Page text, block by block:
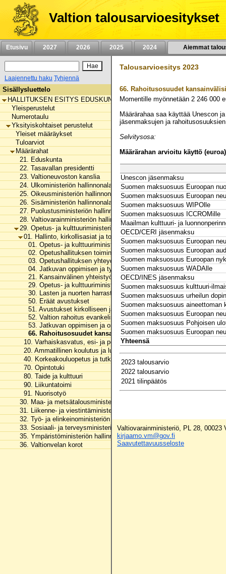
Siirry
sisältöön
Valtion talousarvioesitykset
Etusivu 2027 2026 2025 2024 Aiemmat
Laajennettu haku Tyhjennä
Sisällysluettelo
HALLITUKSEN ESITYS EDUSKUNNALLE VALTION TALOUSARVIOKSI
Yleisperustelut
Numerotaulu
Yksityiskohtaiset perustelut
Yleiset määräykset
Tuloarviot
Määrärahat
21. Eduskunta
22. Tasavallan presidentti
23. Valtioneuvoston kanslia
24. Ulkoministeriön hallinnonala
25. Oikeusministeriön hallinnonala
26. Sisäministeriön hallinnonala
27. Puolustusministeriön hallinnonala
28. Valtiovarainministeriön hallinnonala
29. Opetus- ja kulttuuriministeriön hallinnonala
01. Hallinto, kirkollisasiat ja toimialan yhteiset menot
01. Opetus- ja kulttuuriministeriön toimintamenot
02. Opetushallituksen toimintamenot
03. Opetushallituksen yhteydessä toimivien viranomaisten
04. Jatkuvan oppimisen ja työllisyyden palvelukeskuksen
21. Kansainvälinen yhteistyö
29. Opetus- ja kulttuuriministeriön hallinnonalan arvonlisäveromenot
30. Lasten ja nuorten harrastustoiminta
50. Eräät avustukset
51. Avustukset kirkolliseen ja uskonnolliseen toimintaan
52. Valtion rahoitus evankelis-luterilaisen kirkon yhteiskunnallisiin
53. Jatkuvan oppimisen ja osaamisen kehittäminen
66. Rahoitusosuudet kansainvälisille järjestöille
10. Varhaiskasvatus, esi- ja perusopetus ja vapaa sivistystyö
20. Ammatillinen koulutus ja lukiokoulutus
40. Korkeakouluopetus ja tutkimus
70. Opintotuki
80. Taide ja kulttuuri
90. Liikuntatoimi
91. Nuorisotyö
30. Maa- ja metsätalousministeriön hallinnonala
31. Liikenne- ja viestintäministeriön hallinnonala
32. Työ- ja elinkeinoministeriön hallinnonala
33. Sosiaali- ja terveysministeriön hallinnonala
35. Ympäristöministeriön hallinnonala
36. Valtionvelan korot
Talousarvioesitys 2023
66. Rahoitusosuudet
Momentille myönnetään 2 246 000
Määrärahaa saa käyttää Unescon
jäsenmaksujen ja
Selvitysosa:
Määrärahan arvioitu käyttö (euroa)
Unescon jäsenmaksu
Suomen maksuosuus Euroopan
Suomen maksuosuus Euroopan
Suomen maksuosuus WIPOlle
Suomen maksuosuus ICCROMille
Maailman kulttuuri- ja
OECD/CERI jäsenmaksu
Suomen maksuosuus Euroopan
Suomen maksuosuus Euroopan
Suomen maksuosuus Euroopan
Suomen maksuosuus WADAlle
OECD/INES jäsenmaksu
Suomen maksuosuus kulttuuri-
Suomen maksuosuus urheilun
Suomen maksuosuus
Suomen maksuosuus Euroopan
Suomen maksuosuus Pohjoisen
Suomen maksuosuus Euroopan
Yhteensä
2023 talousarvio
2022 talousarvio
2021 tilinpäätös
Valtiovarainministeriö, PL 28, 00023
kirjaamo.vm@gov.fi
Saavutettavuusseloste